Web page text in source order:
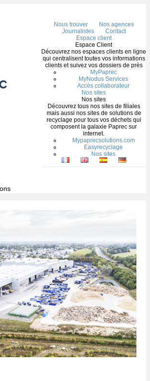
Nous trouver
Nos agences
Journalistes
Contact
Espace client
Espace Client
Découvrez nos espaces clients en ligne
qui centralisent toutes vos informations
clients et suivez vos dossiers de près
MyPaprec
MyNodus Services
Accès collaborateur
Nos sites
Nos sites
Découvrez tous nos sites de filiales
mais aussi nos sites de solutions de
recyclage pour tous vos déchets qui
composent la galaxie Paprec sur
internet.
Mypaprecsolutions.com
Easyrecyclage
Nos sites